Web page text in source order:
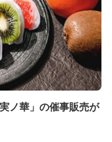
ノ華」の催事販売が